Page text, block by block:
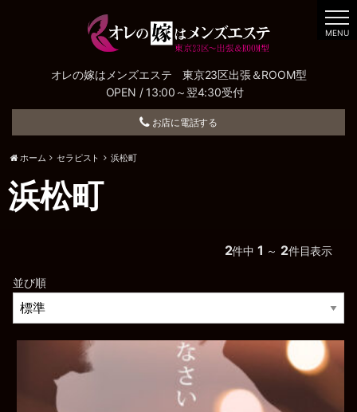
オレの嫁はメンズエステ 東京23区出張＆ROOM型
OPEN / 13:00～翌4:30受付
お店に電話する
ホーム セラピスト 浜松町
浜松町
2件中 1 ～ 2件目表示
並び順
t
o
g
a
MENU